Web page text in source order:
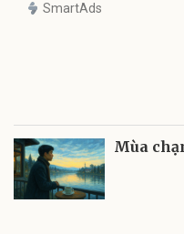
SmartAds
Mùa